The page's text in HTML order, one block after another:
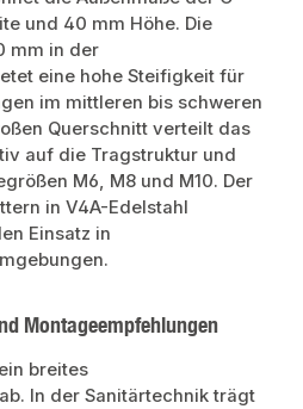
und 40 mm Höhe. Die
mm in der
eine hohe Steifigkeit für
im mittleren bis schweren
Querschnitt verteilt das
auf die Tragstruktur und
M6, M8 und M10. Der
in V4A-Edelstahl
Einsatz in
Montageempfehlungen
breites
In der Sanitärtechnik trägt